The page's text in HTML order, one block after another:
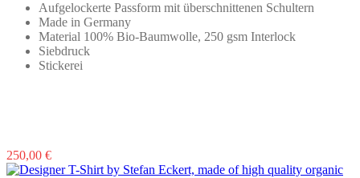
Aufgelockerte Passform mit überschnittenen Schultern
Made in Germany
Material 100% Bio-Baumwolle, 250 gsm Interlock
Siebdruck
Stickerei
250,00 €Dieses
Produkt